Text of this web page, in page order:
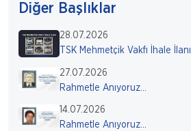
Diğer Başlıklar
28.07.2026
TSK Mehmetçik Vakfı İhale İlanı
27.07.2026
Rahmetle Anıyoruz...
14.07.2026
Rahmetle Anıyoruz...